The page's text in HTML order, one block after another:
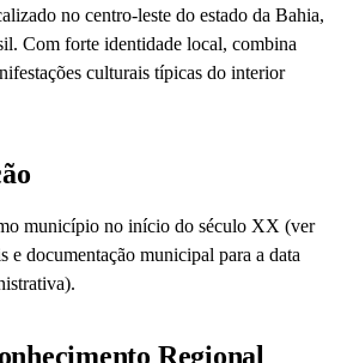
no centro-leste do estado da Bahia,
Com forte identidade local, combina
culturais típicas do interior
município no início do século XX (ver
e documentação municipal para a data
Regional